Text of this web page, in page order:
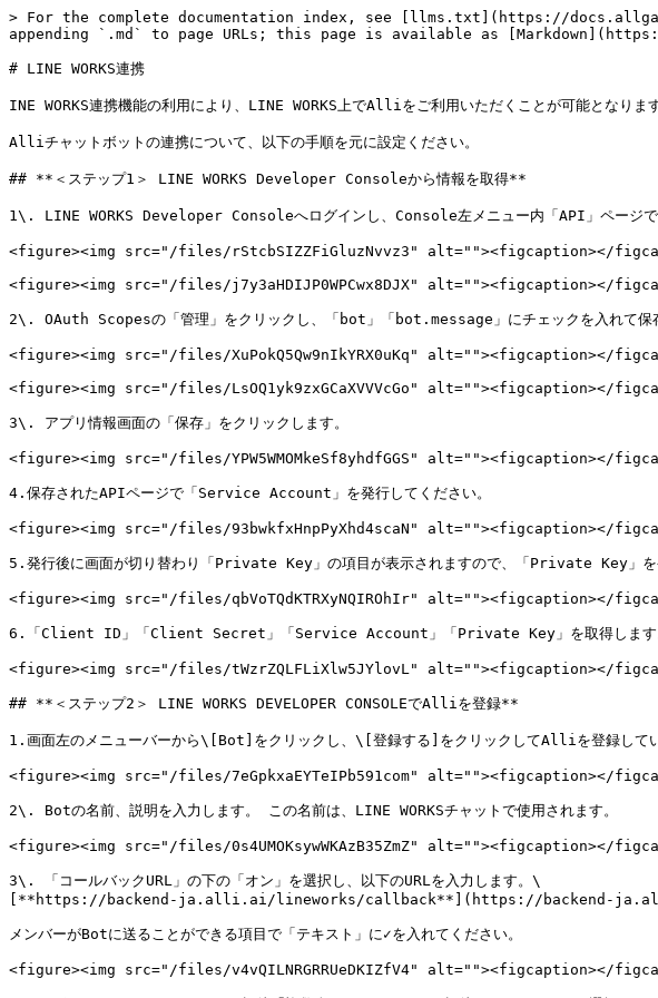
> For the complete documentation index, see [llms.txt](https://
appending `.md` to page URLs; this page is available as
# LINE WORKS連携
INE WORKS連携機能の利用により、LINE WORKS上でAlliをご利用いただくことが可能となり
Alliチャットボットの連携について、以下の手順を元に設定ください。
## **＜ステップ1＞ LINE WORKS Developer Consoleから情報を取得**
1\. LINE WORKS Developer Consoleへログインし、Console左メニュー内「API」ページで
<figure><img src="/files/rStcbSIZZFiGluzNvvz3" alt=""><figcaption></
<figure><img src="/files/j7y3aHDIJP0WPCwx8DJX" alt=""><figcaption></
2\. OAuth Scopesの「管理」をクリックし、「bot」「bot.message」にチェックを入れて保
<figure><img src="/files/XuPokQ5Qw9nIkYRX0uKq" alt=""><figcaption></
<figure><img src="/files/LsOQ1yk9zxGCaXVVVcGo" alt=""><figcaption></
3\. アプリ情報画面の「保存」をクリックします。
<figure><img src="/files/YPW5WMOMkeSf8yhdfGGS" alt=""><figcaption></
4.保存されたAPIページで「Service Account」を発行してください。
<figure><img src="/files/93bwkfxHnpPyXhd4scaN" alt=""><figcaption></
5.発行後に画面が切り替わり「Private Key」の項目が表示されますので、「Private Key」を
<figure><img src="/files/qbVoTQdKTRXyNQIROhIr" alt=""><figcaption></
6.「Client ID」「Client Secret」「Service Account」「Private Key」を取得します
<figure><img src="/files/tWzrZQLFLiXlw5JYlovL" alt=""><figcaption></
## **＜ステップ2＞ LINE WORKS DEVELOPER CONSOLEでAlliを登録**
1.画面左のメニューバーから\[Bot]をクリックし、\[登録する]をクリックしてAlliを登録してい
<figure><img src="/files/7eGpkxaEYTeIPb591com" alt=""><figcaption></
2\. Botの名前、説明を入力します。 この名前は、LINE WORKSチャットで使用されます。
<figure><img src="/files/0s4UMOKsywWKAzB35ZmZ" alt=""><figcaption></
3\. 「コールバックURL」の下の「オン」を選択し、以下のURLを入力します。\
[**https://backend-ja.alli.ai/lineworks/callback**](https://backend-
メンバーがBotに送ることができる項目で「テキスト」に✓を入れてください。
<figure><img src="/files/v4vQILNRGRRUeDKIZfV4" alt=""><figcaption></